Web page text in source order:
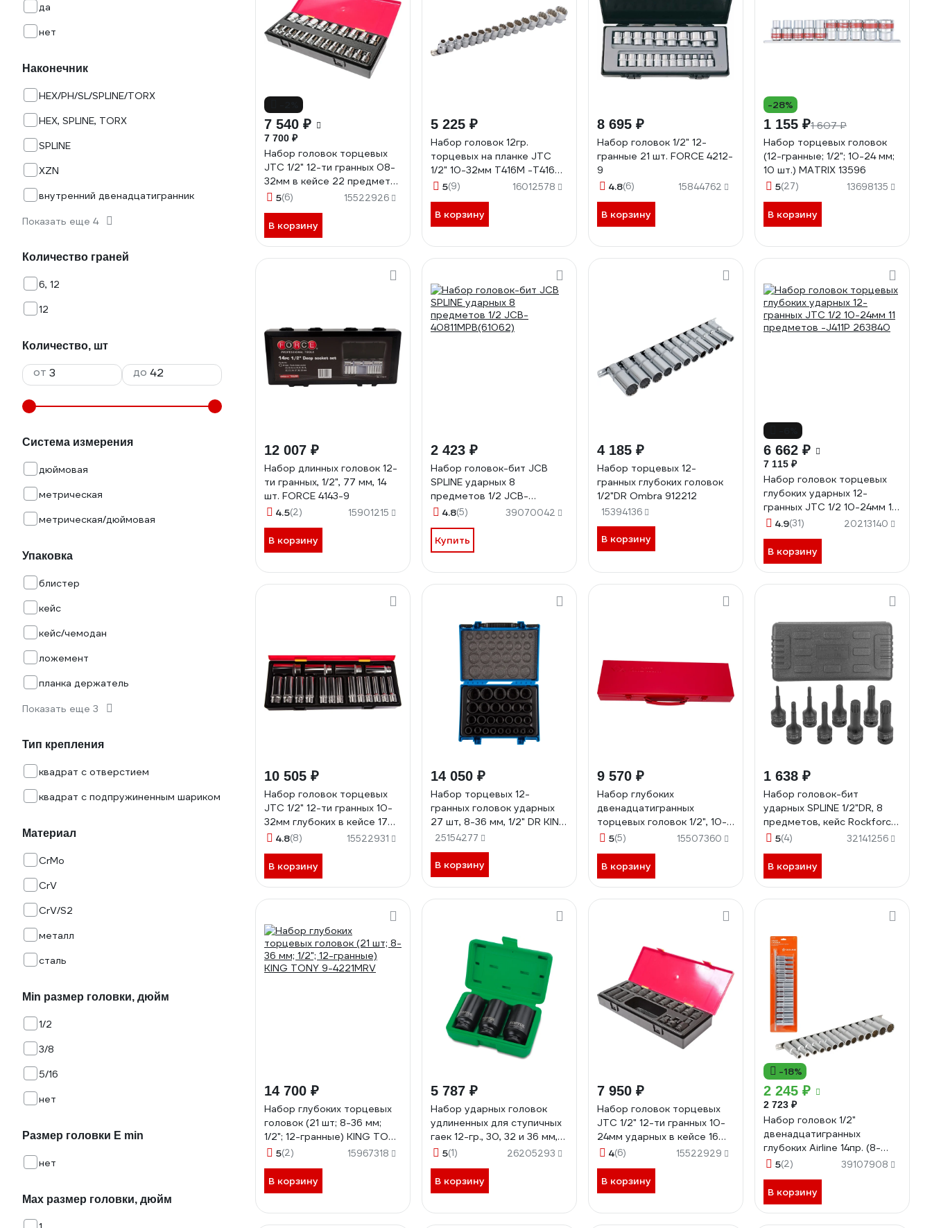
да
нет
Наконечник
HEX/PH/SL/SPLINE/TORX
HEX, SPLINE, TORX
SPLINE
XZN
внутренний двенадцатигранник
Показать еще 4
Количество граней
6, 12
12
Количество, шт
от до
Система измерения
дюймовая
метрическая
метрическая/дюймовая
Упаковка
блистер
кейс
кейс/чемодан
ложемент
планка держатель
Показать еще 3
Тип крепления
квадрат с отверстием
квадрат с подпружиненным шариком
Материал
CrMo
CrV
CrV/S2
металл
сталь
Min размер головки, дюйм
1/2
3/8
5/16
нет
Размер головки E min
нет
Max размер головки, дюйм
7 540 ₽
7 700 ₽
Набор головок торцевых
JTC 1/2" 12-ти гранных 08-
32мм в кейсе 22 предмета
-K4222 687600
5(6) 15522926
В корзину
5 225 ₽
Набор головок 12гр.
торцевых на планке JTC
1/2" 10-32мм T416M -T416M
579308
5(9) 16012578
В корзину
8 695 ₽
Набор головок 1/2" 12-
гранные 21 шт. FORCE 4212-
9
4.8(6) 15844762
В корзину
-28%
1 155 ₽1 607 ₽
Набор торцевых головок
(12-гранные; 1/2"; 10-24 мм;
10 шт.) MATRIX 13596
5(27) 13698135
В корзину
12 007 ₽
Набор длинных головок 12-
ти гранных, 1/2", 77 мм, 14
шт. FORCE 4143-9
4.5(2) 15901215
В корзину
2 423 ₽
Набор головок-бит JCB
SPLINE ударных 8
предметов 1/2 JCB-
40811MPB(61062)
4.8(5) 39070042
Купить
4 185 ₽
Набор торцевых 12-
гранных глубоких головок
1/2"DR Ombra 912212
15394136
В корзину
6 662 ₽
7 115 ₽
Набор головок торцевых
глубоких ударных 12-
гранных JTC 1/2 10-24мм 11
предметов -J411P 263840
4.9(31) 20213140
В корзину
10 505 ₽
Набор головок торцевых
JTC 1/2" 12-ти гранных 10-
32мм глубоких в кейсе 17
предметов -K4172 734210
4.8(8) 15522931
В корзину
14 050 ₽
Набор торцевых 12-
гранных головок ударных
27 шт, 8-36 мм, 1/2" DR KING
TONY 4827MP
25154277
В корзину
9 570 ₽
Набор глубоких
двенадцатигранных
торцевых головок 1/2", 10-
32мм, 15шт KING TONY
5(5) 15507360
В корзину
1 638 ₽
Набор головок-бит
ударных SPLINE 1/2"DR, 8
предметов, кейс Rockforce
RF-40811MPB(54609)
5(4) 32141256
В корзину
14 700 ₽
Набор глубоких торцевых
головок (21 шт; 8-36 мм;
1/2"; 12-гранные) KING TONY
9-4221MRV
5(2) 15967318
В корзину
5 787 ₽
Набор ударных головок
удлиненных для ступичных
гаек 12-гр., 30, 32 и 36 мм,
1/2", 3 предмета TOPTUL
5(1) 26205293
В корзину
7 950 ₽
Набор головок торцевых
JTC 1/2" 12-ти гранных 10-
24мм ударных в кейсе 16
предметов -K4162 702381
4(6) 15522929
В корзину
-18%
2 245 ₽
2 723 ₽
Набор головок 1/2"
двенадцатигранных
глубоких Airline 14пр. (8-
24мм) ATAO089
5(2) 39107908
В корзину